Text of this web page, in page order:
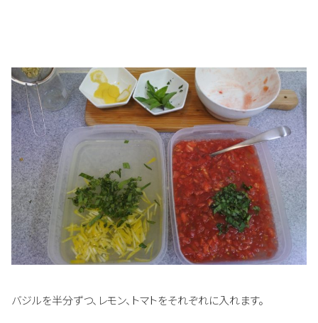
バジルを半分ずつ、レモン、トマトをそれぞれに入れます。